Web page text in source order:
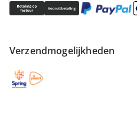
Verzendmogelijkheden